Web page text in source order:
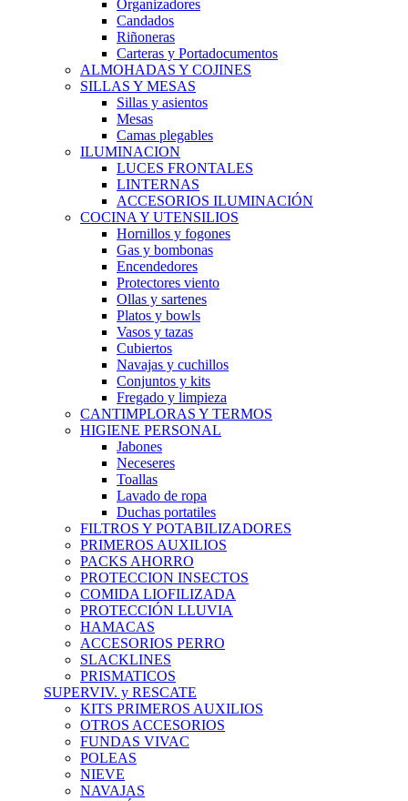
Organizadores
Candados
Riñoneras
Carteras y Portadocumentos
ALMOHADAS Y COJINES
SILLAS Y MESAS
Sillas y asientos
Mesas
Camas plegables
ILUMINACION
LUCES FRONTALES
LINTERNAS
ACCESORIOS ILUMINACIÓN
COCINA Y UTENSILIOS
Hornillos y fogones
Gas y bombonas
Encendedores
Protectores viento
Ollas y sartenes
Platos y bowls
Vasos y tazas
Cubiertos
Navajas y cuchillos
Conjuntos y kits
Fregado y limpieza
CANTIMPLORAS Y TERMOS
HIGIENE PERSONAL
Jabones
Neceseres
Toallas
Lavado de ropa
Duchas portatiles
FILTROS Y POTABILIZADORES
PRIMEROS AUXILIOS
PACKS AHORRO
PROTECCION INSECTOS
COMIDA LIOFILIZADA
PROTECCIÓN LLUVIA
HAMACAS
ACCESORIOS PERRO
SLACKLINES
PRISMATICOS
SUPERVIV. y RESCATE
KITS PRIMEROS AUXILIOS
OTROS ACCESORIOS
FUNDAS VIVAC
POLEAS
NIEVE
NAVAJAS